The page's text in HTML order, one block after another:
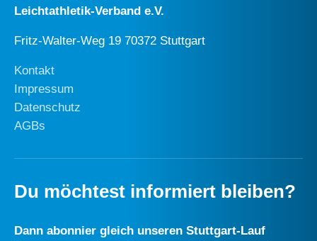
Leichtathletik-Verband e.V.
Fritz-Walter-Weg 19 70372 Stuttgart
Kontakt
Impressum
Datenschutz
AGBs
Du möchtest informiert bleiben?
Dann abonnier gleich unseren Stuttgart-Lauf